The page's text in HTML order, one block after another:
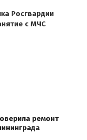
Росгвардии
с МЧС
ремонт